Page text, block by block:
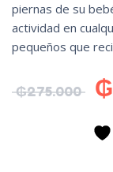
piernas de su
actividad en
pequeños que
₲275.000 ₲